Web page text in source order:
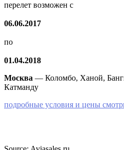
перелет возможен с
06.06.2017
по
01.04.2018
Москва — Коломбо, Ханой,
Катманду
подробные условия и цены